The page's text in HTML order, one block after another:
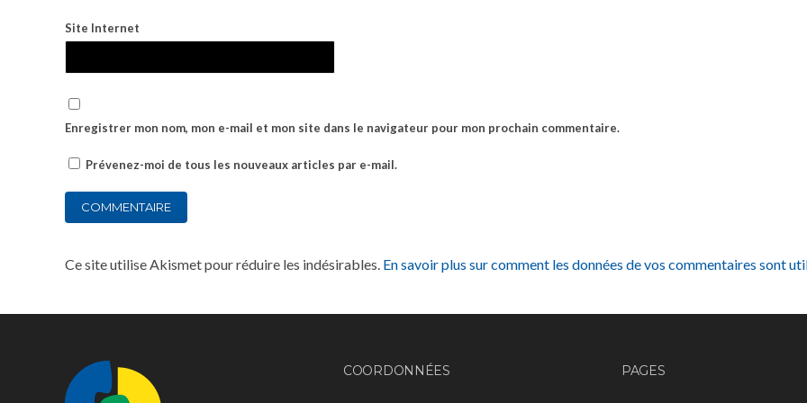
Site Internet
Enregistrer mon nom, mon e-mail et mon site dans le navigateur pour mon prochain commentaire.
Prévenez-moi de tous les nouveaux articles par e-mail.
Ce site utilise Akismet pour réduire les indésirables. En savoir plus sur comment les données de vos commentaires sont
COORDONNÉES PAGES